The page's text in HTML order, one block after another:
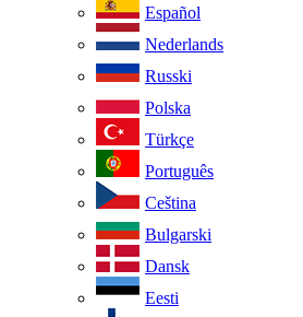
Español
Nederlands
Russki
Polska
Türkçe
Português
Ceština
Bulgarski
Dansk
Eesti